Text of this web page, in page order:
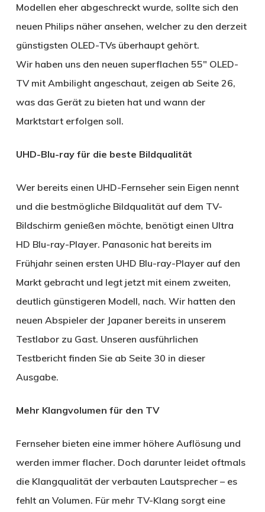
Modellen eher abgeschreckt wurde, sollte sich den
neuen Philips näher ansehen, welcher zu den derzeit
günstigsten OLED-TVs überhaupt gehört.
Wir haben uns den neuen superflachen 55″ OLED-
TV mit Ambilight angeschaut, zeigen ab Seite 26,
was das Gerät zu bieten hat und wann der
Marktstart erfolgen soll.
UHD-Blu-ray für die beste Bildqualität
Wer bereits einen UHD-Fernseher sein Eigen nennt
und die bestmögliche Bildqualität auf dem TV-
Bildschirm genießen möchte, benötigt einen Ultra
HD Blu-ray-Player. Panasonic hat bereits im
Frühjahr seinen ersten UHD Blu-ray-Player auf den
Markt gebracht und legt jetzt mit einem zweiten,
deutlich günstigeren Modell, nach. Wir hatten den
neuen Abspieler der Japaner bereits in unserem
Testlabor zu Gast. Unseren ausführlichen
Testbericht finden Sie ab Seite 30 in dieser
Ausgabe.
Mehr Klangvolumen für den TV
Fernseher bieten eine immer höhere Auflösung und
werden immer flacher. Doch darunter leidet oftmals
die Klangqualität der verbauten Lautsprecher – es
fehlt an Volumen. Für mehr TV-Klang sorgt eine